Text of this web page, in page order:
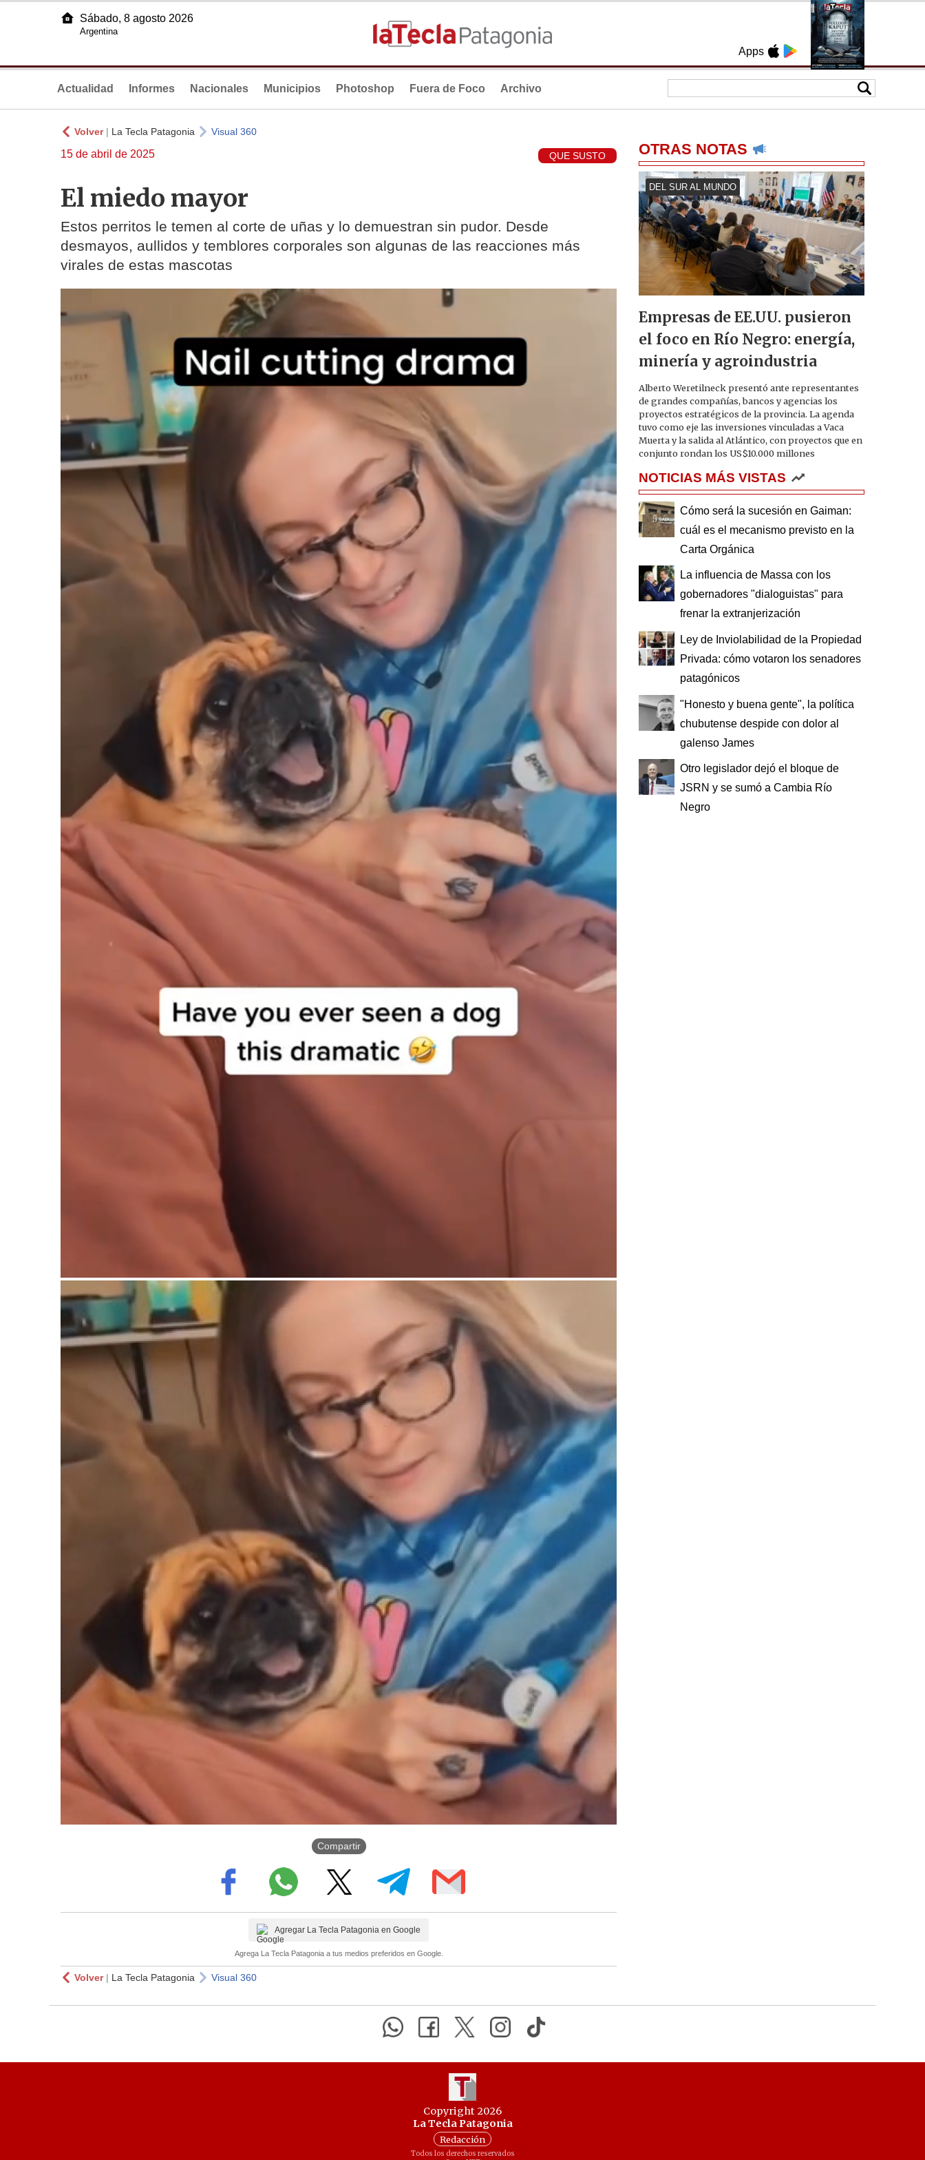
Apps
Sábado, 8 agosto 2026
Argentina
Actualidad Informes Nacionales Municipios Photoshop Fuera de Foco Archivo
Volver| La Tecla Patagonia Visual 360
15 de abril de 2025 QUE SUSTO
El miedo mayor
Estos perritos le temen al corte de uñas y lo demuestran sin pudor. Desde
desmayos, aullidos y temblores corporales son algunas de las reacciones más
virales de estas mascotas
Compartir
Agregar La Tecla Patagonia en Google
Agrega La Tecla Patagonia a tus medios preferidos en Google.
Volver| La Tecla Patagonia Visual 360
OTRAS NOTAS
DEL SUR AL MUNDO
Empresas de EE.UU. pusieron
el foco en Río Negro: energía,
minería y agroindustria
Alberto Weretilneck presentó ante representantes
de grandes compañías, bancos y agencias los
proyectos estratégicos de la provincia. La agenda
tuvo como eje las inversiones vinculadas a Vaca
Muerta y la salida al Atlántico, con proyectos que en
conjunto rondan los US$10.000 millones
NOTICIAS MÁS VISTAS
Cómo será la sucesión en Gaiman:
cuál es el mecanismo previsto en la
Carta Orgánica
La influencia de Massa con los
gobernadores "dialoguistas" para
frenar la extranjerización
Ley de Inviolabilidad de la Propiedad
Privada: cómo votaron los senadores
patagónicos
"Honesto y buena gente", la política
chubutense despide con dolor al
galenso James
Otro legislador dejó el bloque de
JSRN y se sumó a Cambia Río
Negro
Copyright 2026
La Tecla Patagonia
Redacción
Todos los derechos reservados